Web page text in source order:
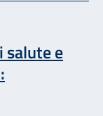
salute e